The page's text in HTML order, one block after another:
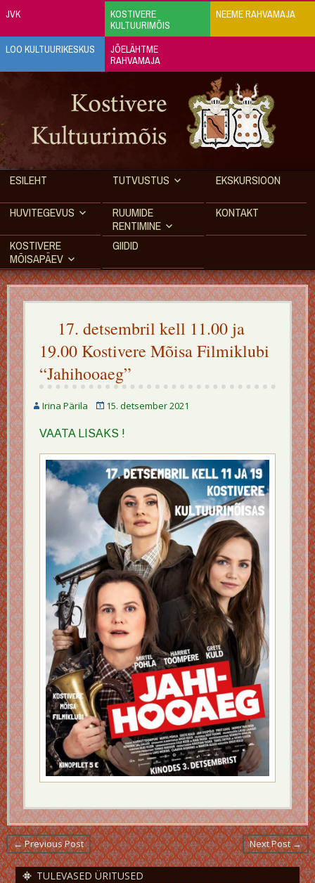
JVK
KOSTIVERE
KULTUURIMÕIS
NEEME RAHVAMAJA
LOO KULTUURIKESKUS
JÕELÄHTME
RAHVAMAJA
ESILEHT TUTVUSTUS EKSKURSIOON
HUVITEGEVUS
RUUMIDE
RENTIMINE
KONTAKT
KOSTIVERE
MÕISAPÄEV
GIIDID
17. detsembril kell 11.00 ja
19.00 Kostivere Mõisa Filmiklubi
“Jahihooaeg”
Irina Pärila 15. detsember 2021
VAATA LISAKS !
← Previous Post Next Post →
TULEVASED ÜRITUSED